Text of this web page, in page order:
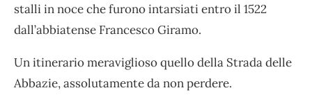
stalli in noce che furono intarsiati entro il 1522
dall’abbiatense Francesco Giramo.
Un itinerario meraviglioso quello della Strada delle
Abbazie, assolutamente da non perdere.